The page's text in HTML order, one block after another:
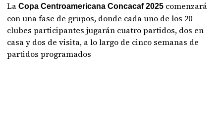
LaCopa Centroamericana Concacaf 2025 comenzará
con una fase de grupos, donde cada uno de los 20
clubes participantes jugarán cuatro partidos, dos en
casa y dos de visita, a lo largo de cinco semanas de
partidos programados